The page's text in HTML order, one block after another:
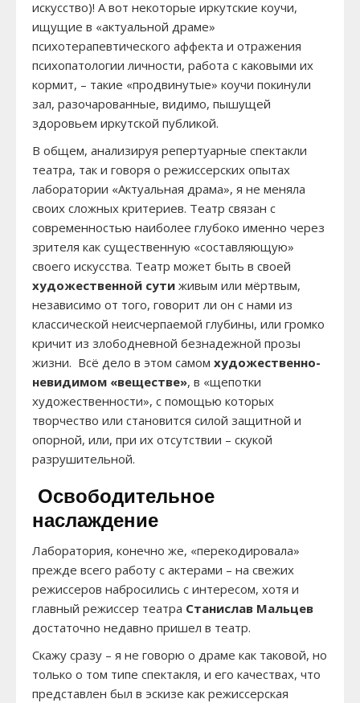
искусство)! А вот некоторые иркутские коучи,
ищущие в «актуальной драме»
психотерапевтического аффекта и отражения
психопатологии личности, работа с каковыми их
кормит, – такие «продвинутые» коучи покинули
зал, разочарованные, видимо, пышущей
здоровьем иркутской публикой.
В общем, анализируя репертуарные спектакли
театра, так и говоря о режиссерских опытах
лаборатории «Актуальная драма», я не меняла
своих сложных критериев. Театр связан с
современностью наиболее глубоко именно через
зрителя как существенную «составляющую»
своего искусства. Театр может быть в своей
художественной сути живым или мёртвым,
независимо от того, говорит ли он с нами из
классической неисчерпаемой глубины, или громко
кричит из злободневной безнадежной прозы
жизни. Всё дело в этом самом художественно-
невидимом «веществе», в «щепотки
художественности», с помощью которых
творчество или становится силой защитной и
опорной, или, при их отсутствии – скукой
разрушительной.
Освободительное
наслаждение
Лаборатория, конечно же, «перекодировала»
прежде всего работу с актерами – на свежих
режиссеров набросились с интересом, хотя и
главный режиссер театра Станислав Мальцев
достаточно недавно пришел в театр.
Скажу сразу – я не говорю о драме как таковой, но
только о том типе спектакля, и его качествах, что
представлен был в эскизе как режиссерская